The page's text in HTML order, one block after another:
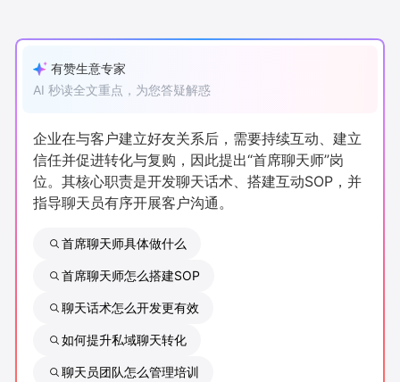
有赞春季发布会 实干家直播间
新零售大会 新零售茶会
新零售私享会 门店经营增长公开课
AllValue 战略合作
产品更新动态
有赞生意专家
AI 秒读全文重点，为您答疑解惑
企业在与客户建立好友关系后，需要持续互动、建立
信任并促进转化与复购，因此提出“首席聊天师”岗
位。其核心职责是开发聊天话术、搭建互动SOP，并
指导聊天员有序开展客户沟通。
首席聊天师具体做什么
首席聊天师怎么搭建SOP
聊天话术怎么开发更有效
如何提升私域聊天转化
聊天员团队怎么管理培训